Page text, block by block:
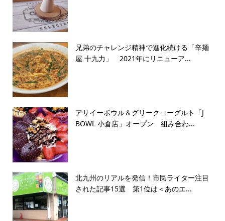
兄弟のチャレンジ精神で進化続ける「辛麺
屋 十九力」 2021年にリニューア...
アサイーボウル＆グリークヨーグルト「J
BOWL 小倉店」オープン 組み合わ...
北九州のリアルを発信！市民ライター注目
された記事15選 第1位は＜あのエ...